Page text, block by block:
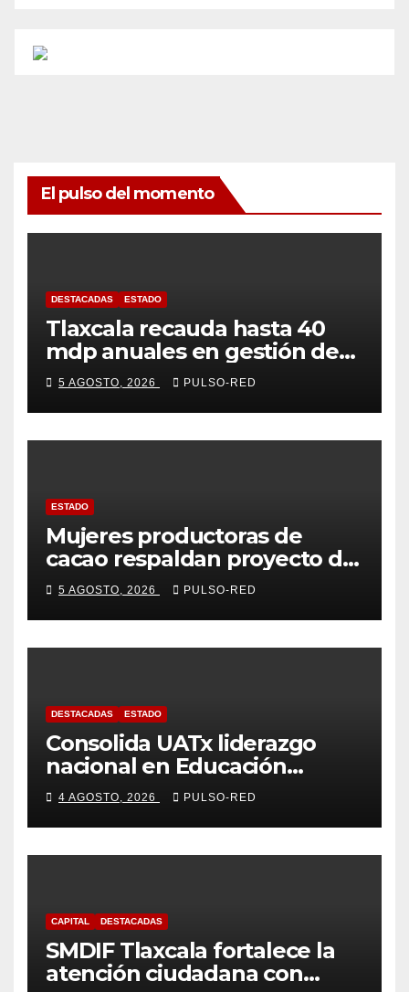
El pulso del momento
DESTACADAS ESTADO
Tlaxcala recauda hasta 40
mdp anuales en gestión de
residuos: PAA
5 AGOSTO, 2026 PULSO-RED
ESTADO
Mujeres productoras de
cacao respaldan proyecto de
Alfonso Sánchez García
rumbo a la Coordinación
Estatal de Morena
5 AGOSTO, 2026 PULSO-RED
DESTACADAS ESTADO
Consolida UATx liderazgo
nacional en Educación
Especial, Gerontología y
Ciencias de la Familia
4 AGOSTO, 2026 PULSO-RED
CAPITAL DESTACADAS
SMDIF Tlaxcala fortalece la
atención ciudadana con